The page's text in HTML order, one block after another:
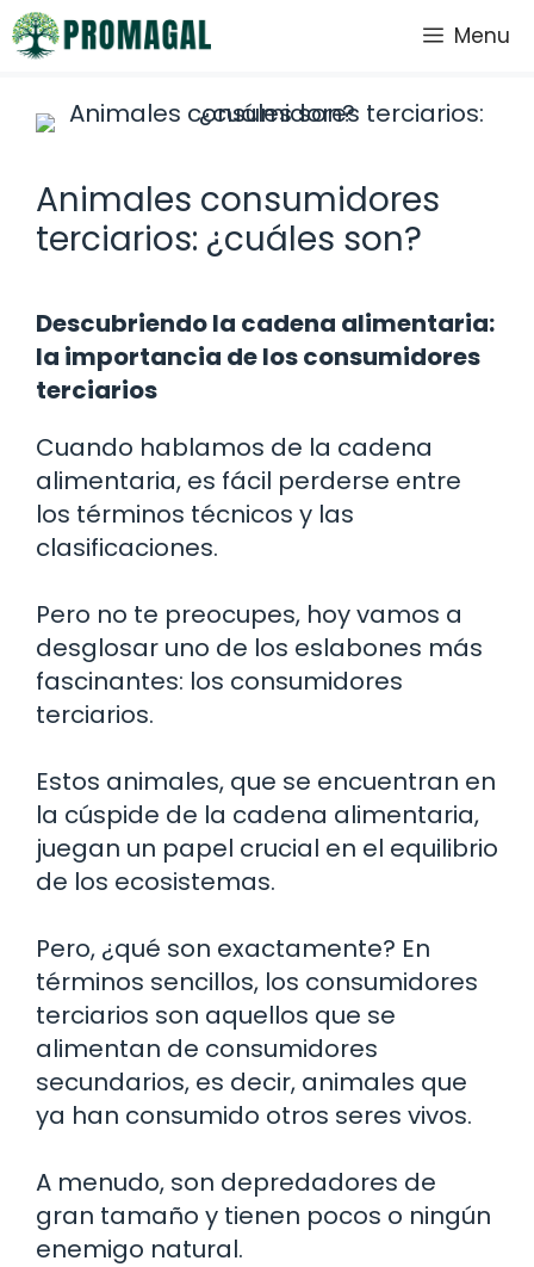
Saltar
al
Menu
Animales consumidores
terciarios: ¿cuáles son?
Descubriendo la cadena alimentaria:
la importancia de los consumidores
terciarios
Cuando hablamos de la cadena
alimentaria, es fácil perderse entre
los términos técnicos y las
clasificaciones.
Pero no te preocupes, hoy vamos a
desglosar uno de los eslabones más
fascinantes: los consumidores
terciarios.
Estos animales, que se encuentran en
la cúspide de la cadena alimentaria,
juegan un papel crucial en el equilibrio
de los ecosistemas.
Pero, ¿qué son exactamente? En
términos sencillos, los consumidores
terciarios son aquellos que se
alimentan de consumidores
secundarios, es decir, animales que
ya han consumido otros seres vivos.
A menudo, son depredadores de
gran tamaño y tienen pocos o ningún
enemigo natural.